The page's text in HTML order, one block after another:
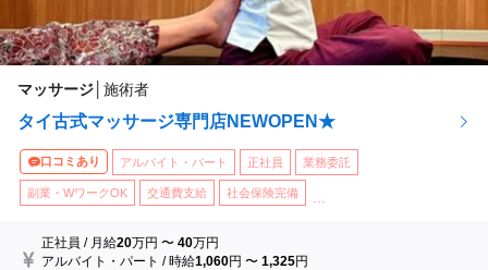
マッサージ 施術者
タイ古式マッサージ専門店NEWOPEN★
口コミあり アルバイト・パート 正社員 業務委託
副業・WワークOK 交通費支給 社会保険完備
正社員 / 月給20万円 〜40万円
アルバイト・パート /時給1,060円 〜1,325円